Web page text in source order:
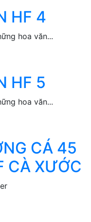
HF 4
hoa văn...
HF 5
hoa văn...
CÁ 45
CÀ XƯỚC